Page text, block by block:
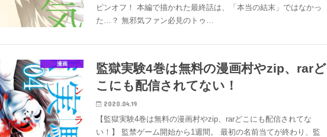
ピンオフ！ 本編で描かれた最終話は、「本当の結末」ではなかっ
た…？ 無邪気ファン必見のトゥ…
漫画
監獄実験4巻は無料の漫画村やzip、rarど
こにも配信されてない！
2020.04.19
【監獄実験4巻は無料の漫画村やzip、rarどこにも配信されてな
い！】 監禁ゲーム開始から1週間。 最初の名前当てが終わり、監